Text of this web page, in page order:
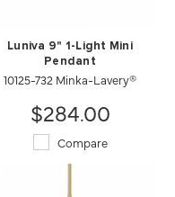
Luniva 9" 1-Light Mini
Pendant
10125-732 Minka-Lavery®
$284.00
Compare